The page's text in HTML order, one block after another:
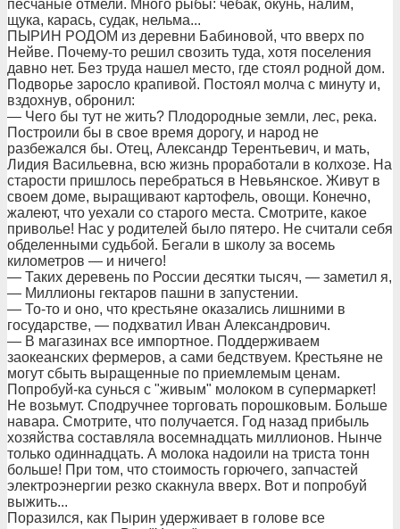
песчаные отмели. Много рыбы: чебак, окунь, налим,
щука, карась, судак, нельма...
ПЫРИН РОДОМ из деревни Бабиновой, что вверх по
Нейве. Почему-то решил свозить туда, хотя поселения
давно нет. Без труда нашел место, где стоял родной дом.
Подворье заросло крапивой. Постоял молча с минуту и,
вздохнув, обронил:
— Чего бы тут не жить? Плодородные земли, лес, река.
Построили бы в свое время дорогу, и народ не
разбежался бы. Отец, Александр Терентьевич, и мать,
Лидия Васильевна, всю жизнь проработали в колхозе. На
старости пришлось перебраться в Невьянское. Живут в
своем доме, выращивают картофель, овощи. Конечно,
жалеют, что уехали со старого места. Смотрите, какое
приволье! Нас у родителей было пятеро. Не считали себя
обделенными судьбой. Бегали в школу за восемь
километров — и ничего!
— Таких деревень по России десятки тысяч, — заметил я,
— Миллионы гектаров пашни в запустении.
— То-то и оно, что крестьяне оказались лишними в
государстве, — подхватил Иван Александрович.
— В магазинах все импортное. Поддерживаем
заокеанских фермеров, а сами бедствуем. Крестьяне не
могут сбыть выращенные по приемлемым ценам.
Попробуй-ка сунься с "живым" молоком в супермаркет!
Не возьмут. Сподручнее торговать порошковым. Больше
навара. Смотрите, что получается. Год назад прибыль
хозяйства составляла восемнадцать миллионов. Нынче
только одиннадцать. А молока надоили на триста тонн
больше! При том, что стоимость горючего, запчастей
электроэнергии резко скакнула вверх. Вот и попробуй
выжить...
Поразился, как Пырин удерживает в голове все